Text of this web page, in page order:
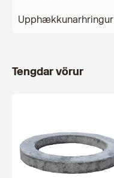
Upphækkunarhringur
Tengdar vörur